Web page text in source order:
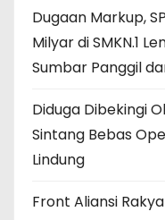
Dugaan Markup,
Milyar di SMKN.1
Sumbar Panggil
Diduga Dibekingi
Sintang Bebas
Lindung
Front Aliansi